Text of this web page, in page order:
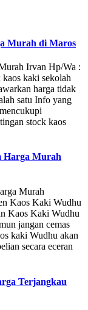
Murah di Maros
Irvan Hp/Wa :
kaki sekolah
harga tidak
satu Info yang
stock kaos
Harga Murah
Murah
Kaos Kaki Wudhu
Kaos Kaki Wudhu
jangan cemas
kaki Wudhu akan
secara eceran
Terjangkau